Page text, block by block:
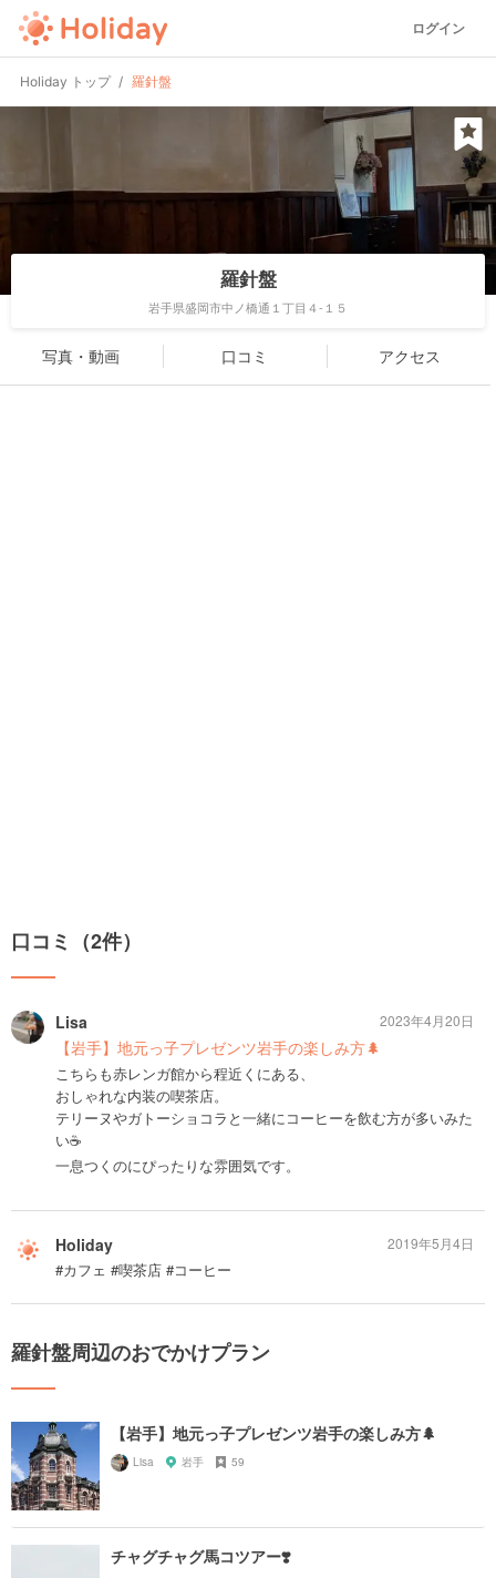
ログイン
Holiday トップ 羅針盤
羅針盤
岩手県盛岡市中ノ橋通１丁目４-１５
写真・動画 口コミ アクセス
口コミ（2件）
Lisa
【岩手】地元っ子プレゼンツ岩手の楽しみ方🌲
こちらも赤レンガ館から程近くにある、
おしゃれな内装の喫茶店。
テリーヌやガトーショコラと一緒にコーヒーを飲む方が多いみた
い☕️
一息つくのにぴったりな雰囲気です。
2023年4月20日
Holiday
#カフェ #喫茶店 #コーヒー
2019年5月4日
羅針盤周辺のおでかけプラン
【岩手】地元っ子プレゼンツ岩手の楽しみ方🌲
Lisa 岩手 59
チャグチャグ馬コツアー❣️